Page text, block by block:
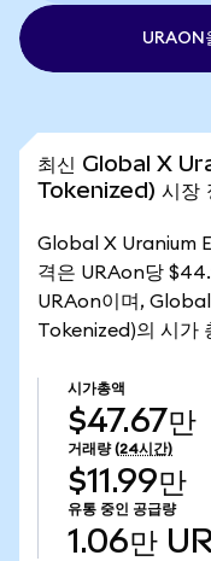
URAON
최신 Global X
Tokenized) 시장
Global X Uranium
격은 URAon당
URAon이며,
Tokenized)의 시가
시가총액
$47.67만
거래량 (24시간)
$11.99만
유통 중인 공급량
1.06만